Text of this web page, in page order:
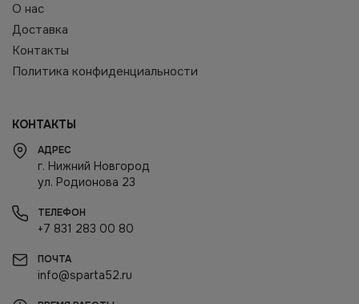
О нас
Доставка
Контакты
Политика конфиденциальности
КОНТАКТЫ
АДРЕС
г. Нижний Новгород
ул. Родионова 23
ТЕЛЕФОН
+7 831 283 00 80
ПОЧТА
info@sparta52.ru